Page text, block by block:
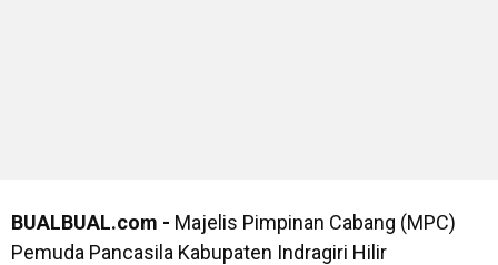
BUALBUAL.com - Majelis Pimpinan Cabang (MPC)
Pemuda Pancasila Kabupaten Indragiri Hilir